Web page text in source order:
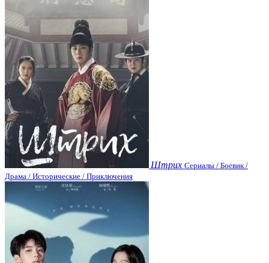
Штрих Сериалы / Боевик /
Драма / Исторические / Приключения